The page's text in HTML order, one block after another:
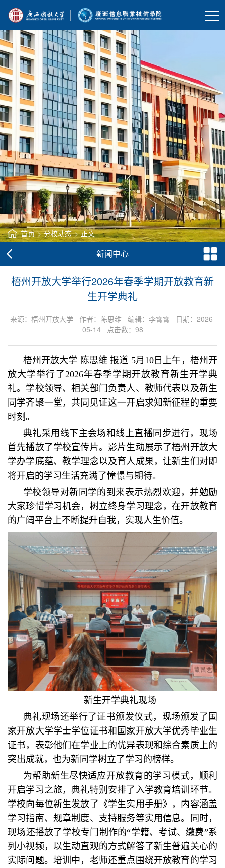
首页 > 分校动态 > 正文
新闻中心
梧州开放大学举行2026年春季学期开放教育新
生开学典礼
来源：梧州开放大学 作者：陈思维 编辑：李霄霄 日期：2026-
05-14 点击数： 98
梧州开放大学 陈思维 报道 5月10日上午，梧州开
放大学举行了2026年春季学期开放教育新生开学典
礼。学校领导、相关部门负责人、教师代表以及新生
同学齐聚一堂，共同见证这一开启求知新征程的重要
时刻。
典礼采用线下主会场和线上直播同步进行，现场
首先播放了学校宣传片。影片生动展示了梧州开放大
学办学底蕴、教学理念以及育人成果，让新生们对即
将开启的学习生活充满了憧憬与期待。
学校领导对新同学的到来表示热烈欢迎，并勉励
大家珍惜学习机会，树立终身学习理念，在开放教育
的广阔平台上不断提升自我，实现人生价值。
新生开学典礼现场
典礼现场还举行了证书颁发仪式，现场颁发了国
家开放大学学士学位证书和国家开放大学优秀毕业生
证书，表彰他们在学业上的优异表现和综合素质上的
突出成就，也为新同学树立了学习的榜样。
为帮助新生尽快适应开放教育的学习模式，顺利
开启学习之旅，典礼特别安排了入学教育培训环节。
学校向每位新生发放了《学生实用手册》，内容涵盖
学习指南、规章制度、支持服务等实用信息。同时，
现场还播放了学校专门制作的“学籍、考试、缴费”系
列小视频，以生动直观的方式解答了新生普遍关心的
实际问题。培训中，老师还重点围绕开放教育的学习